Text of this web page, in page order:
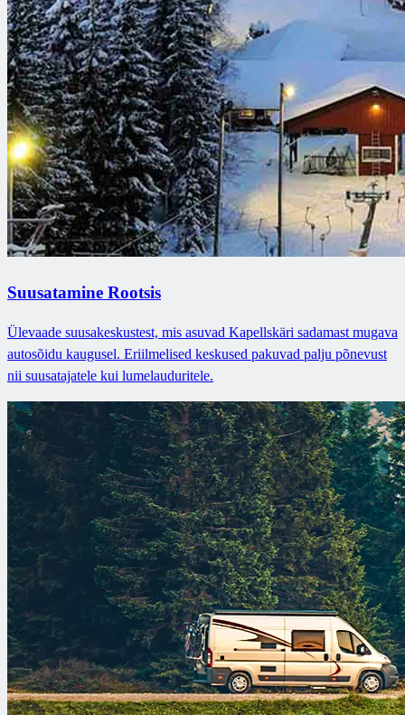
Suusatamine Rootsis
Ülevaade suusakeskustest, mis asuvad Kapellskäri sadamast mugava
autosõidu kaugusel. Eriilmelised keskused pakuvad palju põnevust
nii suusatajatele kui lumelauduritele.